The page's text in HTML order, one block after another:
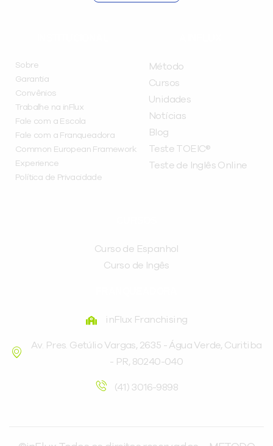
Sobre
Garantia
Convênios
Trabalhe na inFlux
Fale com a Escola
Fale com a Franqueadora
Common European Framework
Experience
Política de Privacidade
Método
Cursos
Unidades
Notícias
Blog
Teste TOEIC®
Teste de Inglês Online
Curso de Espanhol
Curso de Ingês
inFlux Franchising
Av. Pres. Getúlio Vargas, 2635 - Água Verde, Curitiba
- PR, 80240-040
(41) 3016-9898